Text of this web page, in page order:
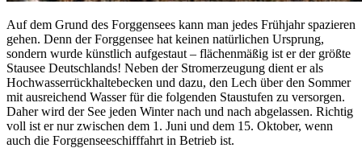
Auf dem Grund des Forggensees kann man jedes Frühjahr spazieren
gehen. Denn der Forggensee hat keinen natürlichen Ursprung,
sondern wurde künstlich aufgestaut – flächenmäßig ist er der größte
Stausee Deutschlands! Neben der Stromerzeugung dient er als
Hochwasserrückhaltebecken und dazu, den Lech über den Sommer
mit ausreichend Wasser für die folgenden Staustufen zu versorgen.
Daher wird der See jeden Winter nach und nach abgelassen. Richtig
voll ist er nur zwischen dem 1. Juni und dem 15. Oktober, wenn
auch die Forggenseeschifffahrt in Betrieb ist.